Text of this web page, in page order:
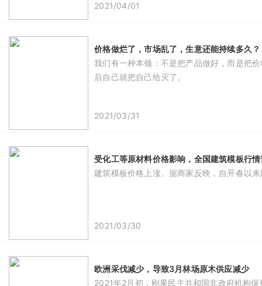
2021/04/01
价格做烂了，市场乱了，生意还能持续多久？
我们有一种本领：不是把产品做好，而是把
后自己就把自己给灭了。
2021/03/31
受化工等原材料价格影响，全国建筑模板行
建筑模板价格上涨。据商家反映，自开春以
2021/03/30
欧洲采伐减少，导致3月林场原木供应减少
2021年2月初，刚果民主共和国非政府机构